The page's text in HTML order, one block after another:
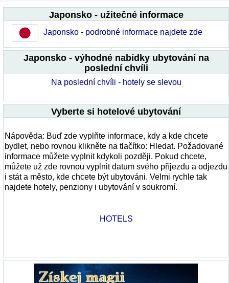
Japonsko - užitečné informace
Japonsko - podrobné informace najdete zde
Japonsko - výhodné nabídky ubytování na
poslední chvíli
Na poslední chvíli - hotely se slevou
Vyberte si hotelové ubytování
Nápověda: Buď zde vyplňte informace, kdy a kde chcete
bydlet, nebo rovnou klikněte na tlačítko: Hledat. Požadované
informace můžete vyplnit kdykoli později. Pokud chcete,
můžete už zde rovnou vyplnit datum svého příjezdu a odjezdu
i stát a město, kde chcete být ubytováni. Velmi rychle tak
najdete hotely, penziony i ubytování v soukromí.
HOTELS